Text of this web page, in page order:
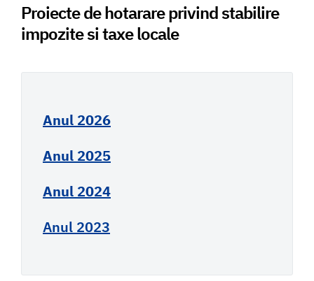
Proiecte de hotarare privind stabilire
impozite si taxe locale
Anul 2026
Anul 2025
Anul 2024
Anul 2023